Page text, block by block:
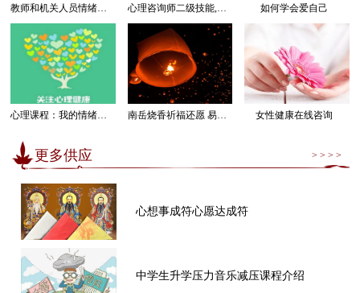
如何学会爱自己
南岳烧香祈福还愿 易经卜卦算命求运 女性健康在线咨询
更多供应 > > > >
心想事成符心愿达成符
中学生升学压力音乐减压课程介绍